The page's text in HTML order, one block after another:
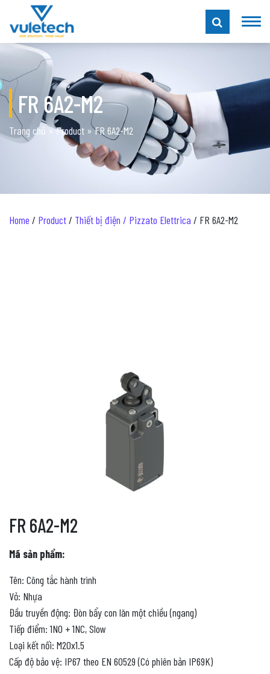
FR 6A2-M2
Trang chủ »Product »FR 6A2-M2
Home / Product/ Thiết bị điện / Pizzato Elettrica / FR 6A2-M2
FR 6A2-M2
Mã sản phẩm:
Tên: Công tắc hành trình
Vỏ: Nhựa
Đầu truyền động: Đòn bẩy con lăn một chiều (ngang)
Tiếp điểm: 1NO + 1NC, Slow
Loại kết nối: M20x1.5
Cấp độ bảo vệ: IP67 theo EN 60529 (Có phiên bản IP69K)